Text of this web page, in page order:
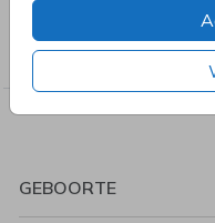
Uitnodigingen
communie, geslaagd,
kerstdiner, pensioen, save
GEBOORTE